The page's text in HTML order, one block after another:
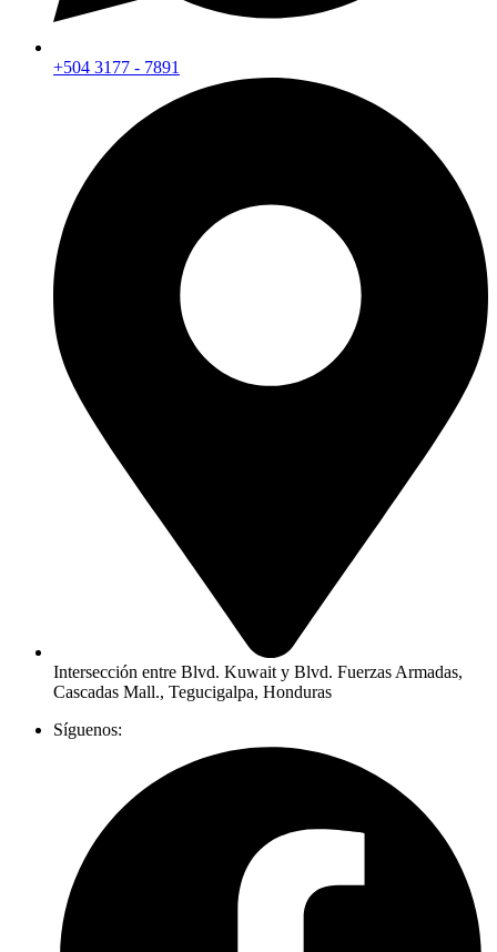
+504 3177 - 7891
Intersección entre Blvd. Kuwait y Blvd. Fuerzas Armadas,
Cascadas Mall., Tegucigalpa, Honduras
Síguenos: